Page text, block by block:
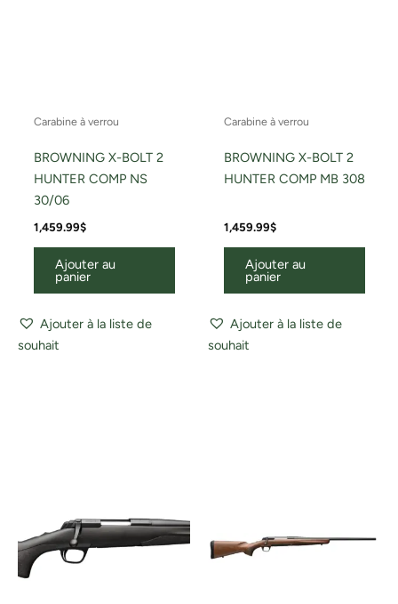
Carabine à verrou
BROWNING X-BOLT 2
HUNTER COMP NS
30/06
1,459.99$
Ajouter au
panier
Ajouter à la liste de
souhait
Carabine à verrou
BROWNING X-BOLT 2
HUNTER COMP MB 308
1,459.99$
Ajouter au
panier
Ajouter à la liste de
souhait